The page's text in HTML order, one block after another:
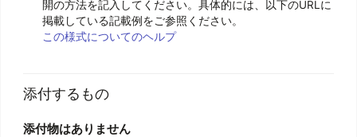
開の方法を記入してください。具体的には、以下のURLに
掲載している記載例をご参照ください。
この様式についてのヘルプ
添付するもの
添付物はありません